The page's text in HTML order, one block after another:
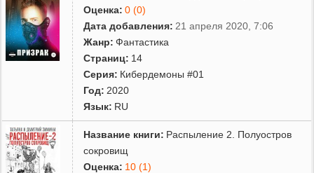
Оценка: 0 (0)
Дата добавления: 21 апреля 2020, 7:06
Жанр: Фантастика
Страниц: 14
Серия: Кибердемоны #01
Год: 2020
Язык: RU
Название книги: Распыление 2. Полуостров
сокровищ
Оценка: 10 (1)